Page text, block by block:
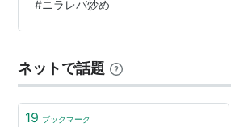
#ニラレバ炒め
ネットで話題
19 ブックマーク